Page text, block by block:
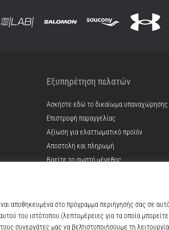
Εξυπηρέτηση πελατών
Ασκήστε εδώ το δικαίωμα υπαναχώρησης
Επιστροφή παραγγελίας
Αξίωση για ελαττωματικό προϊόν
Αποστολή και πληρωμή
Βρείτε το σωστό μέγεθος
Πολιτική απορρήτου